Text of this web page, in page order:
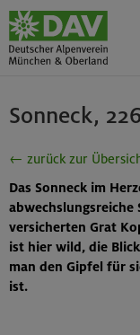
Sonneck,
← zurück zur
Das Sonneck im
versicherten Grat
ist hier wild, die
man den Gipfel für
ist.